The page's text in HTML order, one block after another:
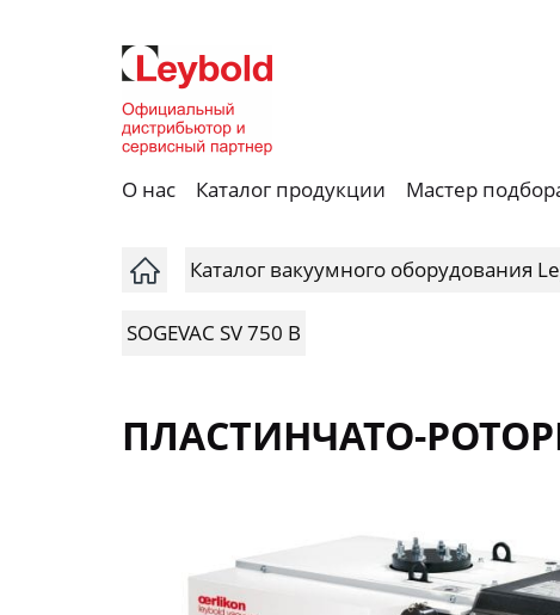
О нас Каталог продукции Мастер
Каталог вакуумного оборудования
SOGEVAC SV 750 B
ПЛАСТИНЧАТО-